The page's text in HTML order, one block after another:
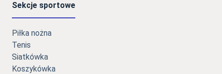
Sekcje sportowe
Piłka nożna
Tenis
Siatkówka
Koszykówka